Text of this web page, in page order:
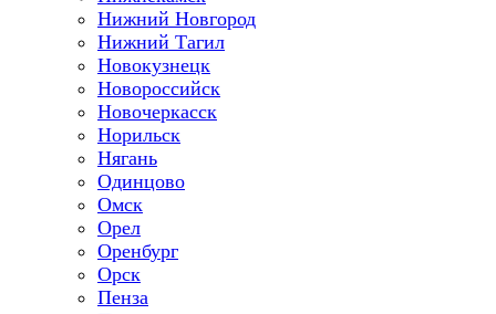
Нижний Новгород
Нижний Тагил
Новокузнецк
Новороссийск
Новочеркасск
Норильск
Нягань
Одинцово
Омск
Орел
Оренбург
Орск
Пенза